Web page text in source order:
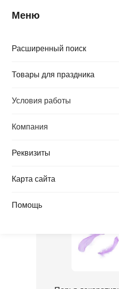
Меню
Расширенный поиск
Товары для праздника
Условия работы
Компания
Реквизиты
Карта сайта
Помощь
Е 12"
в